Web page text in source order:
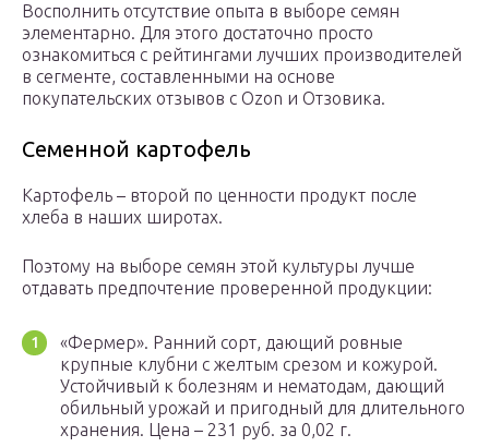
Восполнить отсутствие опыта в выборе семян
элементарно. Для этого достаточно просто
ознакомиться с рейтингами лучших производителей
в сегменте, составленными на основе
покупательских отзывов с Ozon и Отзовика.
Семенной картофель
Картофель – второй по ценности продукт после
хлеба в наших широтах.
Поэтому на выборе семян этой культуры лучше
отдавать предпочтение проверенной продукции:
«Фермер». Ранний сорт, дающий ровные
крупные клубни с желтым срезом и кожурой.
Устойчивый к болезням и нематодам, дающий
обильный урожай и пригодный для длительного
хранения. Цена – 231 руб. за 0,02 г.